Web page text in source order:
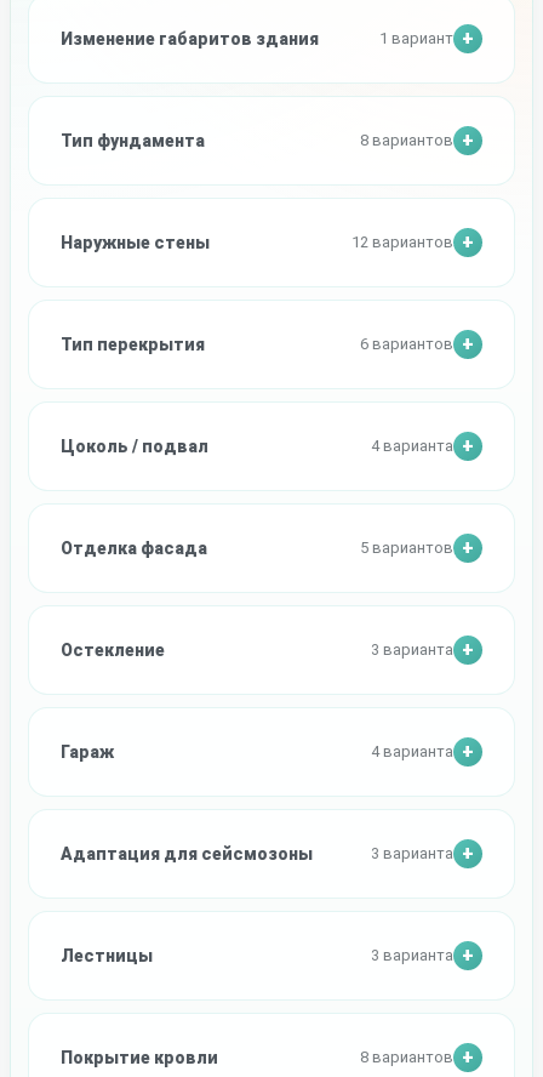
Изменение габаритов здания 1 вариант
Тип фундамента 8 вариантов
Наружные стены 12 вариантов
Тип перекрытия 6 вариантов
Цоколь / подвал 4 варианта
Отделка фасада 5 вариантов
Остекление 3 варианта
Гараж 4 варианта
Адаптация для сейсмозоны 3 варианта
Лестницы 3 варианта
Покрытие кровли 8 вариантов